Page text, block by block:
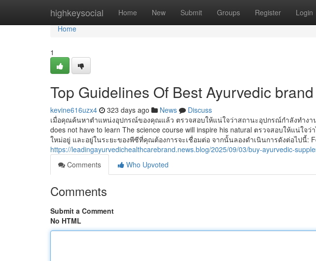
highkeysocial Home New Submit Groups Register Login
Home
Home
1
Top Guidelines Of Best Ayurvedic
kevine616uzx4 323 days ago News
Discuss
เมื่อคุณค้นหาตําแหน่งอุปกรณ์ของคุณแล้ว ตรวจสอบให้แน่ใจว่าสถานะอุปกรณ์กําลังทํางาน
does not have to learn The science course will inspire his natural ตรวจสอบให้แน่ใจ
ใหม่อยู่ และอยู่ในระยะของพีซีที่คุณต้องการจะเชื่อมต่อ จากนั้นลองดำเนินการดังต่อไปนี้:
https://leadingayurvedichealthcarebrand.news.blog/2025/09/03/buy-ayurvedic-
Comments
Who Upvoted
Comments
Submit a Comment
No HTML